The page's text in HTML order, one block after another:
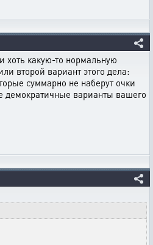
хоть какую-то нормальную
второй вариант этого дела:
суммарно не наберут очки
демократичные варианты вашего